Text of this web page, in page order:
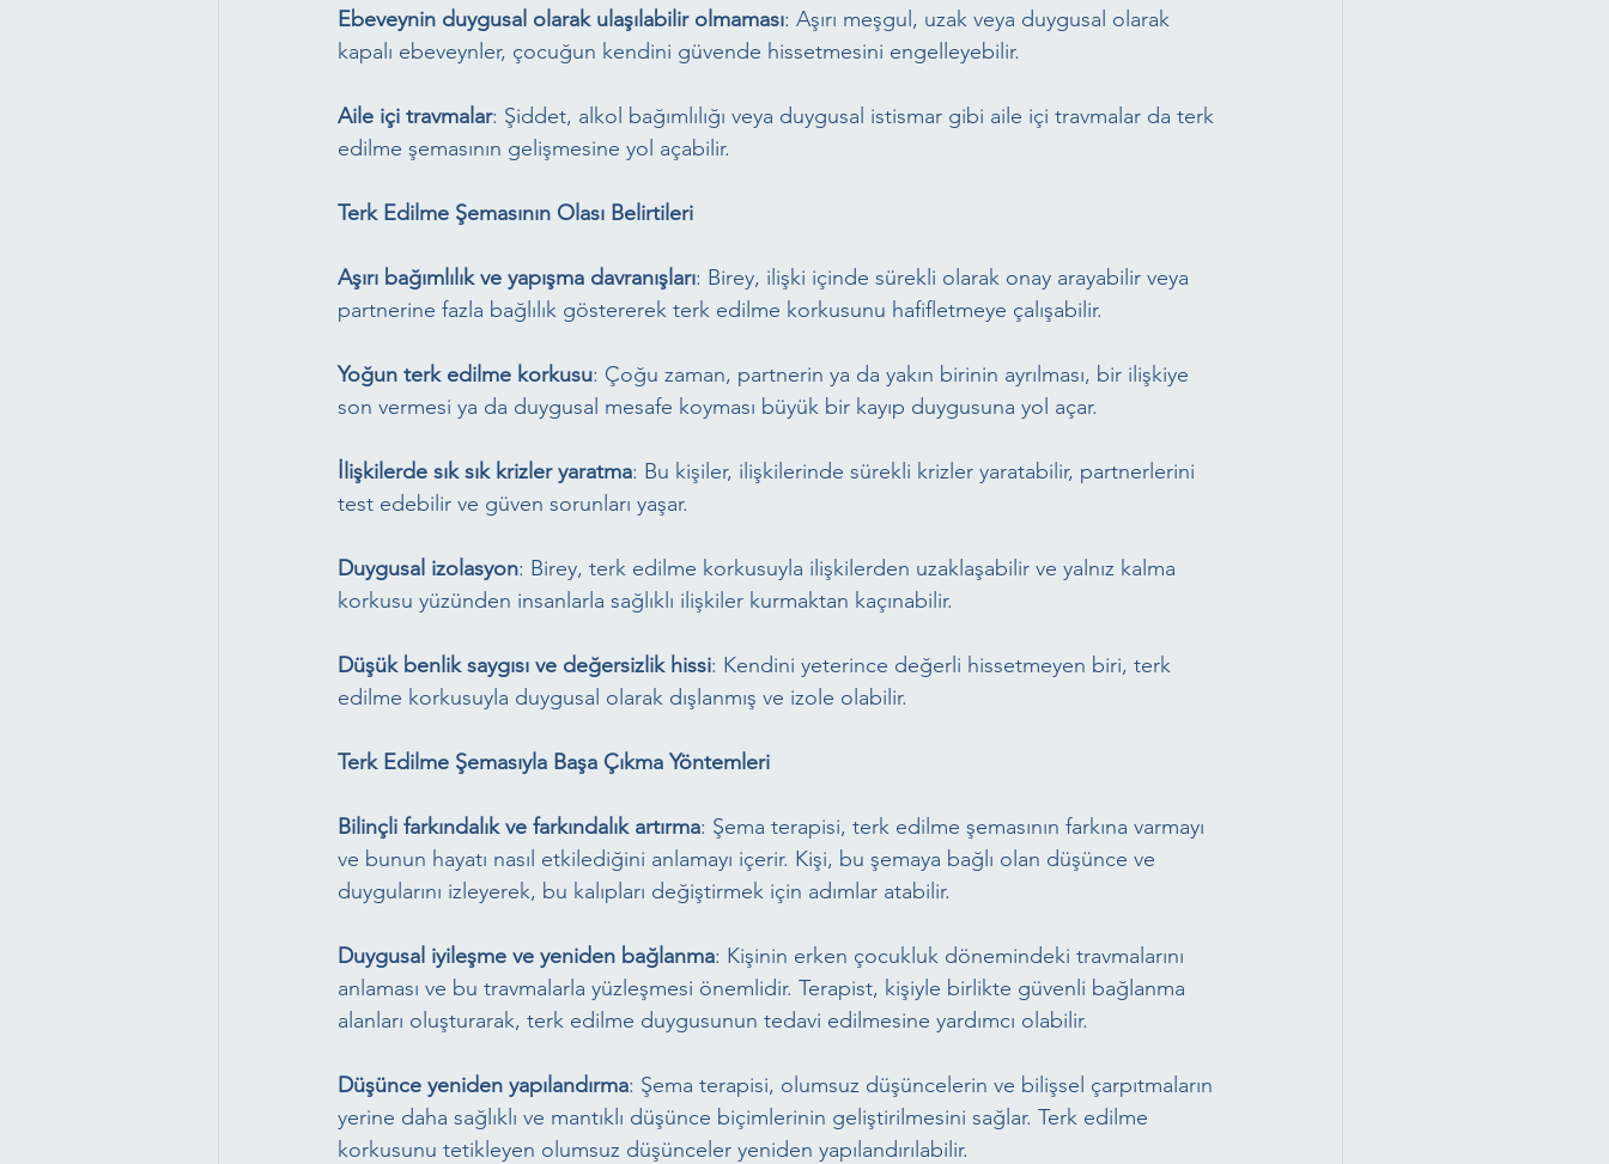
Ebeveynin duygusal olarak ulaşılabilir olmaması: Aşırı meşgul, uzak veya duygusal olarak
kapalı ebeveynler, çocuğun kendini güvende hissetmesini engelleyebilir.
Aile içi travmalar: Şiddet, alkol bağımlılığı veya duygusal istismar gibi aile içi travmalar da terk
edilme şemasının gelişmesine yol açabilir.
Terk Edilme Şemasının Olası Belirtileri
Aşırı bağımlılık ve yapışma davranışları: Birey, ilişki içinde sürekli olarak onay arayabilir veya
partnerine fazla bağlılık göstererek terk edilme korkusunu hafifletmeye çalışabilir.
Yoğun terk edilme korkusu: Çoğu zaman, partnerin ya da yakın birinin ayrılması, bir ilişkiye
son vermesi ya da duygusal mesafe koyması büyük bir kayıp duygusuna yol açar.
İlişkilerde sık sık krizler yaratma: Bu kişiler, ilişkilerinde sürekli krizler yaratabilir, partnerlerini
test edebilir ve güven sorunları yaşar.
Duygusal izolasyon: Birey, terk edilme korkusuyla ilişkilerden uzaklaşabilir ve yalnız kalma
korkusu yüzünden insanlarla sağlıklı ilişkiler kurmaktan kaçınabilir.
Düşük benlik saygısı ve değersizlik hissi: Kendini yeterince değerli hissetmeyen biri, terk
edilme korkusuyla duygusal olarak dışlanmış ve izole olabilir.
Terk Edilme Şemasıyla Başa Çıkma Yöntemleri
Bilinçli farkındalık ve farkındalık artırma: Şema terapisi, terk edilme şemasının farkına varmayı
ve bunun hayatı nasıl etkilediğini anlamayı içerir. Kişi, bu şemaya bağlı olan düşünce ve
duygularını izleyerek, bu kalıpları değiştirmek için adımlar atabilir.
Duygusal iyileşme ve yeniden bağlanma: Kişinin erken çocukluk dönemindeki travmalarını
anlaması ve bu travmalarla yüzleşmesi önemlidir. Terapist, kişiyle birlikte güvenli bağlanma
alanları oluşturarak, terk edilme duygusunun tedavi edilmesine yardımcı olabilir.
Düşünce yeniden yapılandırma: Şema terapisi, olumsuz düşüncelerin ve bilişsel çarpıtmaların
yerine daha sağlıklı ve mantıklı düşünce biçimlerinin geliştirilmesini sağlar. Terk edilme
korkusunu tetikleyen olumsuz düşünceler yeniden yapılandırılabilir.